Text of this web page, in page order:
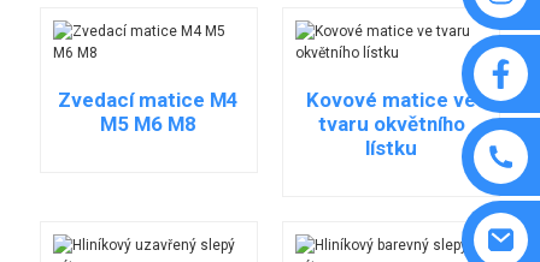
Zvedací matice M4
M5 M6 M8
Kovové matice ve
tvaru okvětního
lístku